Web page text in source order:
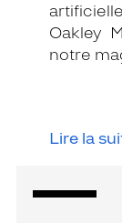
Oakley
notre
Lire la